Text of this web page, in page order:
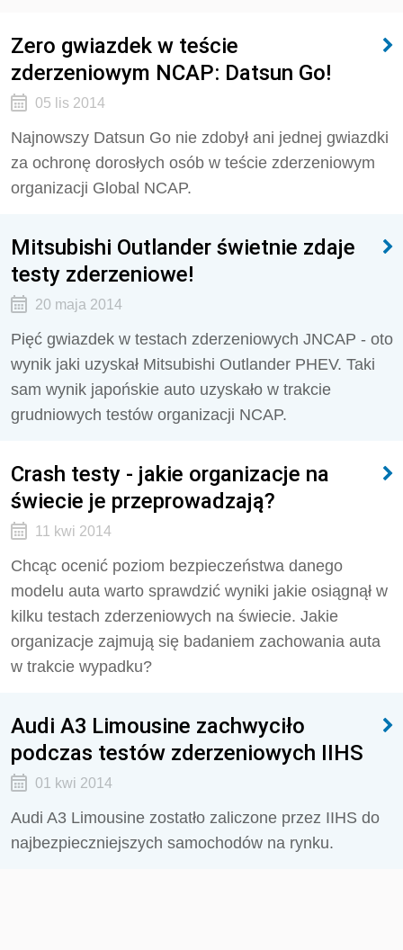
Zero gwiazdek w teście
zderzeniowym NCAP: Datsun Go!
05 lis 2014
Najnowszy Datsun Go nie zdobył ani jednej gwiazdki
za ochronę dorosłych osób w teście zderzeniowym
organizacji Global NCAP.
Mitsubishi Outlander świetnie zdaje
testy zderzeniowe!
20 maja 2014
Pięć gwiazdek w testach zderzeniowych JNCAP - oto
wynik jaki uzyskał Mitsubishi Outlander PHEV. Taki
sam wynik japońskie auto uzyskało w trakcie
grudniowych testów organizacji NCAP.
Crash testy - jakie organizacje na
świecie je przeprowadzają?
11 kwi 2014
Chcąc ocenić poziom bezpieczeństwa danego
modelu auta warto sprawdzić wyniki jakie osiągnął w
kilku testach zderzeniowych na świecie. Jakie
organizacje zajmują się badaniem zachowania auta
w trakcie wypadku?
Audi A3 Limousine zachwyciło
podczas testów zderzeniowych IIHS
01 kwi 2014
Audi A3 Limousine zostatło zaliczone przez IIHS do
najbezpieczniejszych samochodów na rynku.